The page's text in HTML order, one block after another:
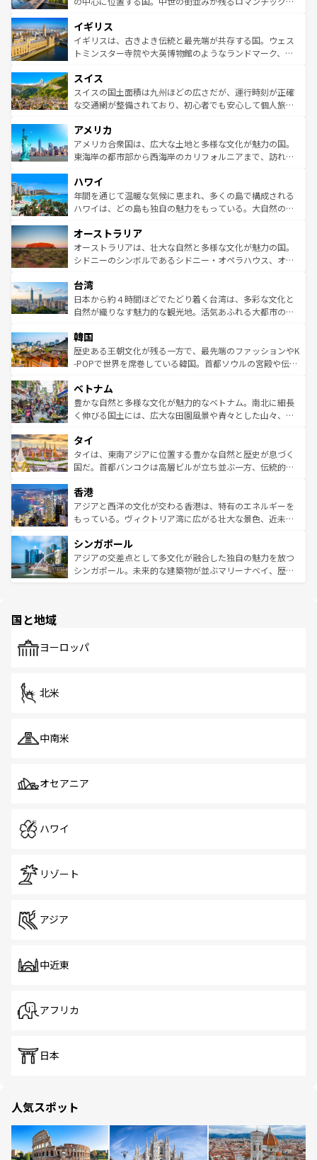
いる。シャンパンの発祥地であるランス、プロヴァンスの
香り高いラベンダー畑など、多彩な楽しみ方が可能だ。さ
らに、パリ以外の地域にも魅力が溢れており、どの街角に
れる地方に足を運ぶとそれぞれで全く異なる文化を体験で
きるだろう。 なお、新着のフランス情報はコンテンツ一覧
を参照してほしい。
顔を持つこの国は、どこを歩いても飽きることがない。ベ
ルリンの文化的活気、バイエルン州のアルプスの絶景、そ
してライン川沿いのワイン畑といった風景は必見。ビール
は、お酒好きな人にはぜひ体験してほしい。 なお、新着の
ドイツ情報はコンテンツ一覧を参照してほしい。
イギリス
イギリスは、古きよき伝統と最先端が共存する国。ウェス
トミンスター寺院や大英博物館のようなランドマーク、歴
リアごとに異なる魅力がある。また、優雅なアフタヌーン
ティー、ビール好きにはたまらない英国パブ、サッカー観
戦など、本場だからこそできる体験も豊富。イギリスを旅
ンツ一覧を参照してほしい。
スイス
スイスの国土面積は九州ほどの広さだが、運行時刻が正確
な交通網が整備されており、初心者でも安心して個人旅行
の建物がそのまま残る町や、スイスならではのユニークな
博物館もあり、アルプス観光だけでなく町歩きも満喫する
ことができる。国民の所得が高いため物価も高いが、旅行
ば市内交通費無料で観光を楽しむこともできる。 なお、新
着のスイス情報はコンテンツ一覧 を参照してほしい。
アメリカ
アメリカ合衆国は、広大な土地と多様な文化が魅力の国。
東海岸の都市部から西海岸のカリフォルニアまで、訪れる
のような巨大都市は、観光、ショッピング、エンターテイ
ンメントが詰まった刺激的なスポットだ。一方、アメリカ
西部には大自然が広がり、グランドキャニオンやイエロー
部のニューオーリンズでは、音楽と美食が融合した独特の
文化が魅力。旅行者はアメリカの各地域で異なる魅力を楽
しみながら、その多様性と豊かな歴史を感じることができ
ならではの贅沢な旅のスタイルだ。 なお、新着のアメリカ
情報はコンテンツ一覧を参照してほしい。
ハワイ
年間を通じて温暖な気候に恵まれ、多くの島で構成される
ハワイは、どの島も独自の魅力をもっている。大自然の神
ワイ島は見逃せない。また、定番の観光地といえばオアフ
島だが、静かな自然を求めるならマウイ島やカウアイ島が
おすすめ。エメラルドグリーンに輝く海をはじめ、豊かな
れるおもてなしの心で訪れる人々を迎えてくれるハワイの
人々、おいしいローカルフードやハワイアンミュージッ
ク、伝統的なフラダンスなど、すべてがハワイの魅力を彩
ワイを、存分に味わってほしい。 なお、新着のハワイ情報
はコンテンツ一覧を参照してほしい。
オーストラリア
オーストラリアは、壮大な自然と多様な文化が魅力の国。
シドニーのシンボルであるシドニー・オペラハウス、オー
リアリーフや大陸中央部にそびえるウルル（エアーズロッ
ク）、タスマニアの美しい原生林やケアンズの熱帯雨林な
ど、見どころがたくさん。また、カフェやワイン、オージ
いる。アクティビティも充実しており、サーフィンやダイ
ビング、ハイキングなど、アウトドア好きにはたまらな
い。オーストラリアの多彩な魅力を存分に味わいつくそ
参照してほしい。
台湾
日本から約４時間ほどでたどり着く台湾は、多彩な文化と
自然が織りなす魅力的な観光地。活気あふれる大都市の台
ン）、静ひつな山岳地帯である台湾東部など、都市の喧騒
と山間の静けさが共存しており、訪れる人に新しい発見と
驚きをもたらしてくれる。また、奥深い台湾の食文化も魅
容にもいいと評判のスイーツなど、バラエティ豊かな料理
が味わえる。 なお、新着の台湾情報は コンテンツ一覧を参
照してほしい。
韓国
歴史ある王朝文化が残る一方で、最先端のファッションやK
-POPで世界を席巻している韓国。首都ソウルの宮殿や伝統
き、地方に足を延ばせば四季折々の自然美を楽しむことが
できる。そして、キムチや焼肉、絶品のストリートフード
まで、さまざまな韓国料理が待っている。夜には、韓国な
リティに包まれながら、韓国の多彩な魅力を心ゆくまで味
わってみてほしい。 なお、新着の韓国情報はコンテンツ一
覧を参照してほしい。
ベトナム
豊かな自然と多様な文化が魅力的なベトナム。南北に細長
く伸びる国土には、広大な田園風景や青々とした山々、世
急速な発展と共に伝統が息づく。ハノイの古い町並みやホ
ーチミン市のフランス統治時代の建物も、独特の雰囲気を
醸し出している。また、バラエティの豊かさとおいしさで
とつ。フォーやバインミー、ベトナムコーヒーなどは、ぜ
ひ現地で味わいたい。どの地域を訪れてもあたたかい人々
が旅行者を迎えてくれるので、きっと忘れられない旅にな
参照してほしい。
タイ
タイは、東南アジアに位置する豊かな自然と歴史が息づく
国だ。首都バンコクは高層ビルが立ち並ぶ一方、伝統的な
の活気が交差している。北部ではチェンマイなどの山岳地
帯で自然と触れ合い、南部ではプーケットやクラビの美し
いビーチでリゾート気分を楽しむことができる。タイ料理
激する。気候は一年中温暖で、どの季節にも異なる楽しみ
が待っている。親しみやすいタイの人々、仏教を中心とし
た文化、そして多様な観光資源が、訪れる旅人を魅了し続
香港
アジアと西洋の文化が交わる香港は、特有のエネルギーを
もっている。ヴィクトリア湾に広がる壮大な景色、近未来
み、どこを訪れても感動するはず。観光スポットが密集し
ており、効率よく見どころを回れるのも魅力。息をのむよ
うな絶景から文化的な体験まで、香港を存分に楽しみ尽く
シンガポール
アジアの交差点として多文化が融合した独自の魅力を放つ
シンガポール。未来的な建築物が並ぶマリーナベイ、歴史
で、ホーカーズは地元の風情を楽しめる外せないスポット
国と地域
ヨーロッパ
北米
中南米
オセアニア
ハワイ
リゾート
アジア
中近東
アフリカ
日本
人気スポット